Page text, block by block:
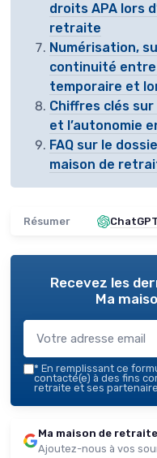
droits APA lors
retraite
Numérisation,
continuité entre
temporaire et
Chiffres clés sur
et l’autonomie
FAQ sur le
maison de
Résumer ChatGPT
Recevez les
Ma
* En remplissant ce
contacté(e) à des fins
retraite et ses
Ma maison de retraite
Ajoutez-nous à vos